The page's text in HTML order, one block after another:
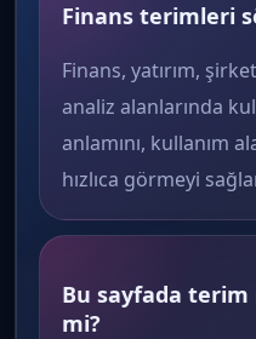
Finans terimleri
Finans, yatırım,
analiz alanlarında
anlamını, kullanım
hızlıca görmeyi
Bu sayfada terim
mi?